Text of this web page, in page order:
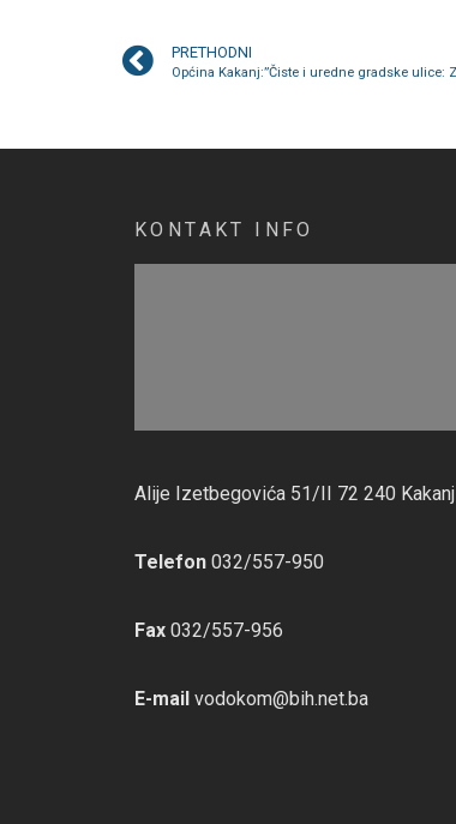
PRETHODNI
KONTAKT INFO
Alije Izetbegovića 51/II 72 240 Kakanj
Telefon 032/557-950
Fax 032/557-956
E-mail vodokom@bih.net.ba